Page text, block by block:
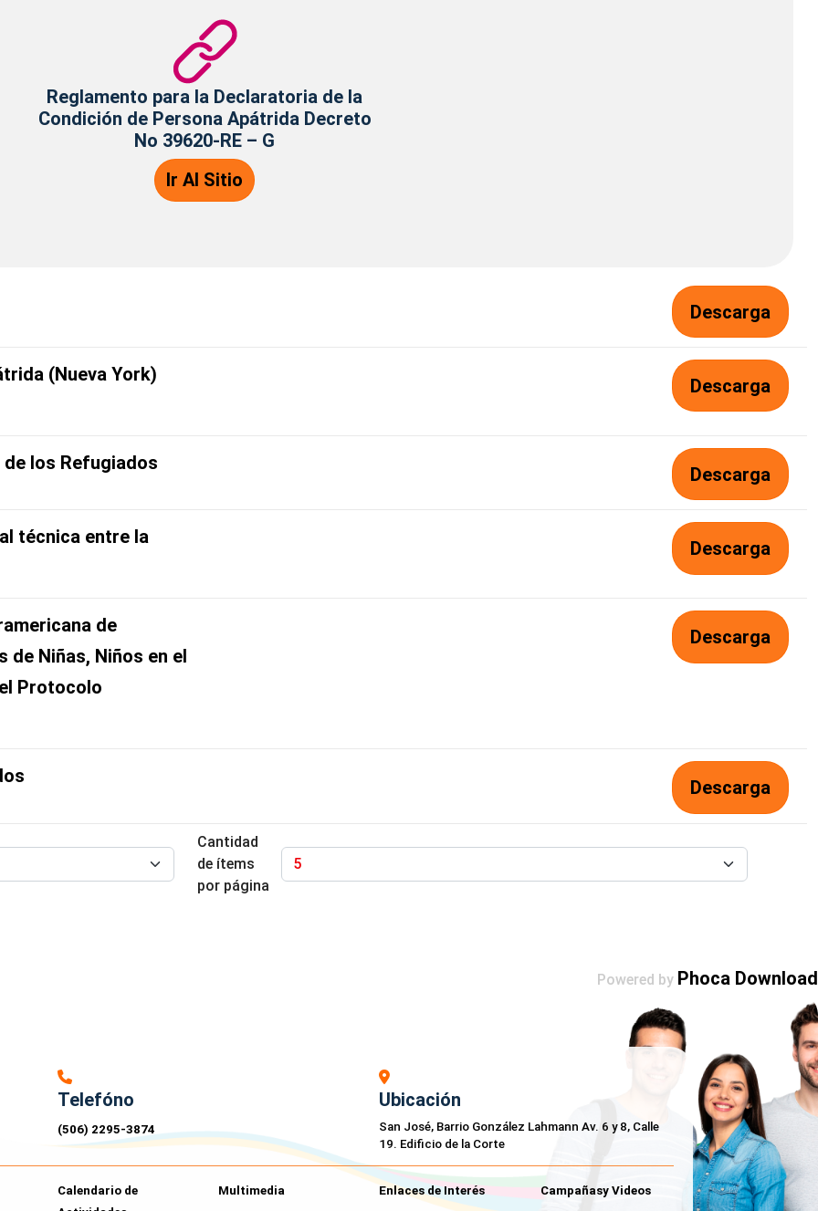
Reglamento para la Declaratoria de la
Condición de Persona Apátrida Decreto
No 39620-RE – G
Ir Al Sitio
Descarga
(Nueva York)
Descarga
los Refugiados
Descarga
técnica entre la
Descarga
de
de Niñas, Niños en el
Protocolo
Descarga
Descarga
Cantidad
de ítems
por página
Powered by Phoca Download
Telefóno
(506) 2295-3874
Ubicación
San José, Barrio González Lahmann Av. 6 y 8, Calle
19. Edificio de la Corte
Calendario de
Multimedia Enlaces de Interés Campañasy Videos